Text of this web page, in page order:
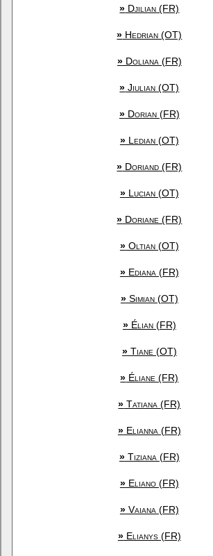
» Djilian (FR)
» Hedrian (OT)
»Doliana (FR)
» Jiulian (OT)
»Dorian (FR)
»Ledian (OT)
» Doriand (FR)
»Lucian (OT)
» Doriane (FR)
»Oltian (OT)
»Ediana (FR)
»Simian (OT)
»Élian (FR)
»Tiane (OT)
» Éliane (FR)
» Tatiana (FR)
»Elianna (FR)
»Tiziana (FR)
»Eliano (FR)
»Vaiana (FR)
»Elianys (FR)